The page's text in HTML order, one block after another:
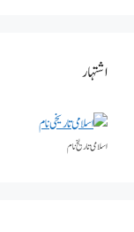
اشتہار
اسلامی تاریخٰ نام